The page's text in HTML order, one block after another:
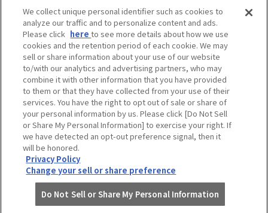
オフィシャルスポンサーについて
当サイトのご利用にあたって
個人情報の取り扱い
試合の予定・状況・結果のお問い合わせ
阪神甲子園球場テレフォンサービス
050-5527-2512
©HANSHIN KOSHIEN STADIUM All Rights Reserved.
We collect unique personal identifier such as cookies to
analyze our traffic and to personalize content and ads.
Please click hereto see more details about how we use
cookies and the retention period of each cookie. We may
sell or share information about your use of our website
to/with our analytics and advertising partners, who may
combine it with other information that you have provided
to them or that they have collected from your use of their
services. You have the right to opt out of sale or share of
your personal information by us. Please click [Do Not Sell
or Share My Personal Information] to exercise your right. If
we have detected an opt-out preference signal, then it
will be honored.
Privacy Policy
Change your sell or share preference
Do Not Sell or Share My Personal Information